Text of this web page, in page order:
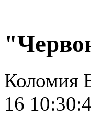
Коломия
16